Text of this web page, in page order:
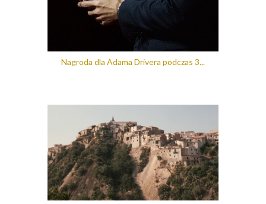
Nagroda dla Adama Drivera podczas 3...